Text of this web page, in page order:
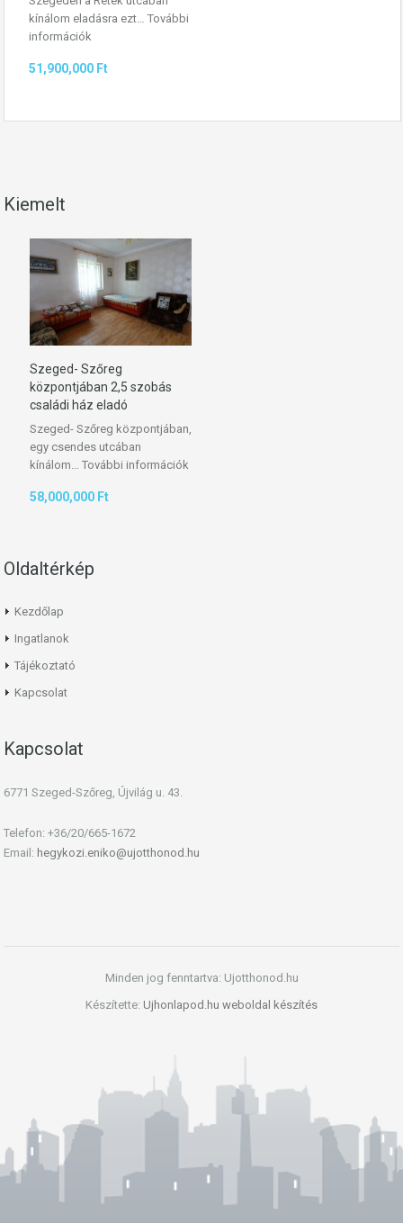
kínálom eladásra ezt… További
információk
51,900,000 Ft
Kiemelt
Szeged- Szőreg
központjában 2,5 szobás
családi ház eladó
Szeged- Szőreg központjában,
egy csendes utcában
kínálom… További információk
58,000,000 Ft
Oldaltérkép
Kezdőlap
Ingatlanok
Tájékoztató
Kapcsolat
Kapcsolat
6771 Szeged-Szőreg, Újvilág u. 43.
Telefon: +36/20/665-1672
Email: hegykozi.eniko@ujotthonod.hu
Minden jog fenntartva: Ujotthonod.hu
Készítette: Ujhonlapod.hu weboldal készítés